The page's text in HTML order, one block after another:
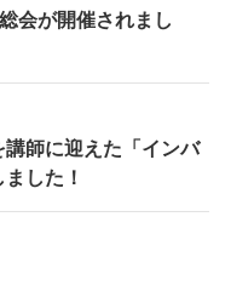
会が開催されまし
講師に迎えた「インバ
した！